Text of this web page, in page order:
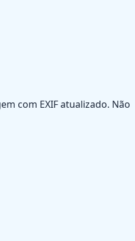
com EXIF atualizado. Não